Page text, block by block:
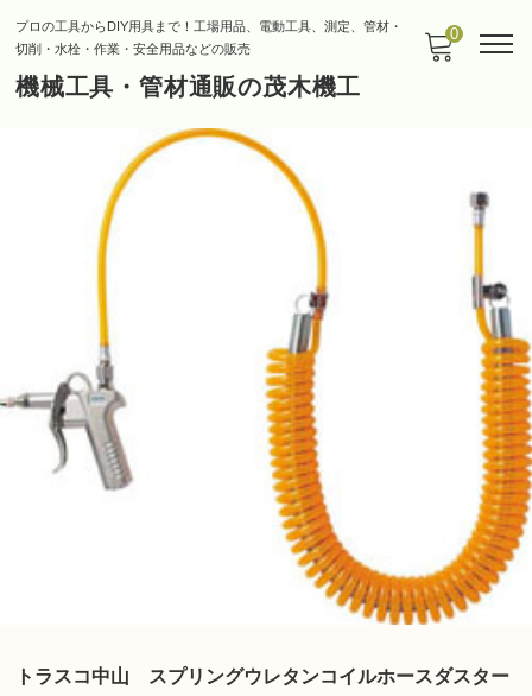
プロの工具からDIY用具まで！工場用品、電動工具、測定、管材・
切削・水栓・作業・安全用品などの販売
機械工具・管材通販の茂木機工
0
トラスコ中山 スプリングウレタンコイルホースダスター